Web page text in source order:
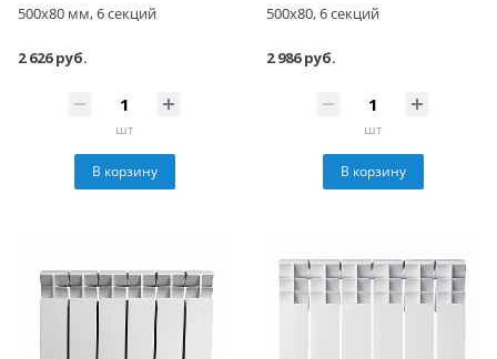
500x80 мм, 6 секций
2 626 руб.
шт
В корзину
500x80, 6 секций
2 986 руб.
шт
В корзину